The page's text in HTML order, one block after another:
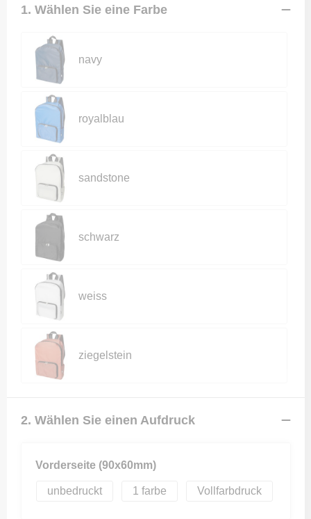
1. Wählen Sie eine Farbe
navy
royalblau
sandstone
schwarz
weiss
ziegelstein
2. Wählen Sie einen Aufdruck
Vorderseite (90x60mm)
unbedruckt 1 Vollfarbdruck